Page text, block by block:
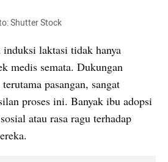
Shutter Stock
laktasi tidak hanya
medis semata. Dukungan
pasangan, sangat
proses ini. Banyak ibu adopsi
atau rasa ragu terhadap